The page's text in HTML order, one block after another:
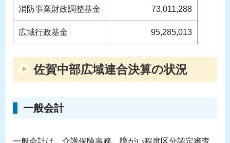
消防事業財政調整基金 73,011,288
広域行政基金 95,285,013
佐賀中部広域連合決算の状況
一般会計
一般会計は、介護保険事務、障がい程度区分認定審査